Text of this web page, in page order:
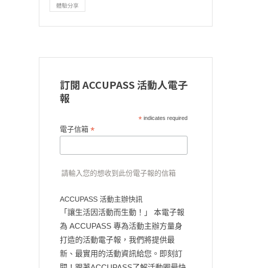
體驗分享
訂閱 ACCUPASS 活動人電子
報
*indicates required
電子信箱 *
請輸入您的想收到此份電子報的信箱
ACCUPASS 活動主辦快訊
「讓生活因活動而生動！」 本電子報
為 ACCUPASS 專為活動主辦方量身
打造的活動電子報，我們將提供最
新、最實用的活動資訊給您。即刻訂